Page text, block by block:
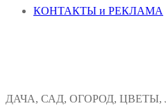
КОНТАКТЫ и РЕКЛАМА
ДАЧА, САД, ОГОРОД,